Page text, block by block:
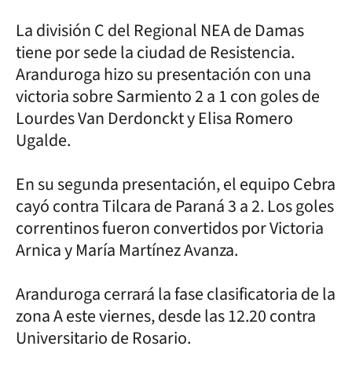
La división C del Regional NEA de Damas
tiene por sede la ciudad de Resistencia.
Aranduroga hizo su presentación con una
victoria sobre Sarmiento 2 a 1 con goles de
Lourdes Van Derdonckt y Elisa Romero
Ugalde.
En su segunda presentación, el equipo Cebra
cayó contra Tilcara de Paraná 3 a 2. Los goles
correntinos fueron convertidos por Victoria
Arnica y María Martínez Avanza.
Aranduroga cerrará la fase clasificatoria de la
zona A este viernes, desde las 12.20 contra
Universitario de Rosario.